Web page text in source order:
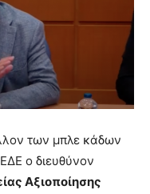
των μπλε κάδων
ο διευθύνον
Αξιοποίησης